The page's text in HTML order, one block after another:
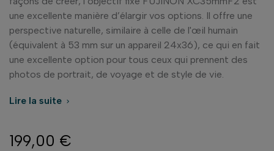
une excellente manière d’élargir vos options. Il offre une
perspective naturelle, similaire à celle de l'œil humain
(équivalent à 53 mm sur un appareil 24x36), ce qui en fait
une excellente option pour tous ceux qui prennent des
photos de portrait, de voyage et de style de vie.
Lire la suite 
199,00 €